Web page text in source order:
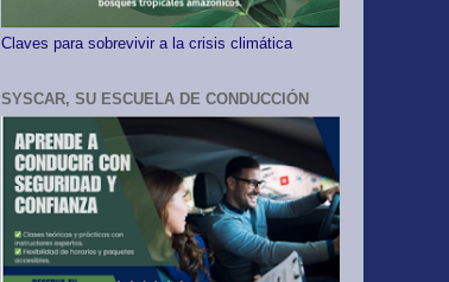
Claves para sobrevivir a la crisis climática
SYSCAR, SU ESCUELA DE CONDUCCIÓN